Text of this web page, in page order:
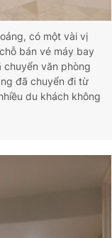
có một vài vị
bán vé máy bay
chuyển văn phòng
đã chuyển đi từ
du khách không